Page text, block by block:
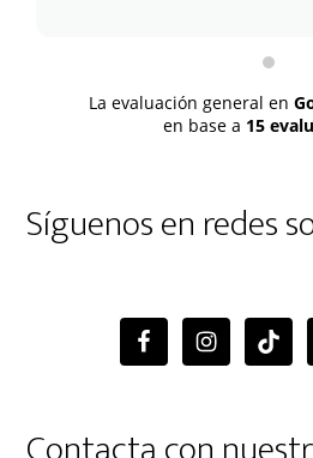
La evaluación general en
en base a 15
Síguenos en redes